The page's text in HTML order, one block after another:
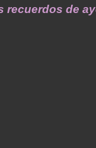
de ayer